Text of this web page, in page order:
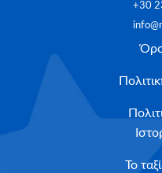
+30
Το